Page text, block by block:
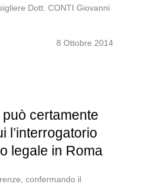
Dott. CONTI Giovanni
8 Ottobre 2014
certamente
l’interrogatorio
legale in Roma
confermando il